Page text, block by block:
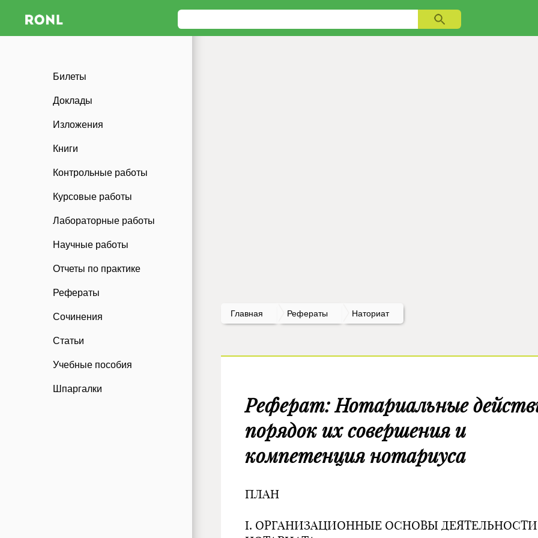
Билеты
Доклады
Изложения
Книги
Контрольные работы
Курсовые работы
Лабораторные работы
Научные работы
Отчеты по практике
Рефераты
Сочинения
Статьи
Учебные пособия
Шпаргалки
Главная Рефераты Наториат
Реферат: Нотариальные
порядок их совершения и
компетенция нотариуса
ПЛАН
I. ОРГАНИЗАЦИОННЫЕ ОСНОВЫ ДЕЯТЕЛЬНОСТИ